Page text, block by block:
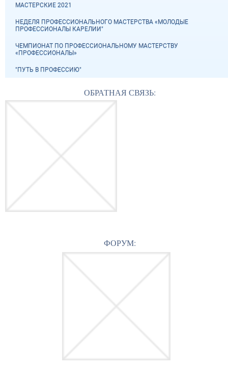
МАСТЕРСКИЕ 2021
НЕДЕЛЯ ПРОФЕССИОНАЛЬНОГО МАСТЕРСТВА «МОЛОДЫЕ
ПРОФЕССИОНАЛЫ КАРЕЛИИ"
ЧЕМПИОНАТ ПО ПРОФЕССИОНАЛЬНОМУ МАСТЕРСТВУ
«ПРОФЕССИОНАЛЫ»
"ПУТЬ В ПРОФЕССИЮ"
ОБРАТНАЯ СВЯЗЬ:
ФОРУМ: